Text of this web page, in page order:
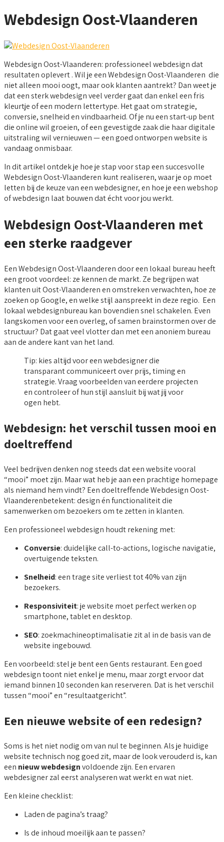
Webdesign Oost-Vlaanderen
Webdesign Oost-Vlaanderen: professioneel webdesign dat
resultaten oplevert . Wil je een Webdesign Oost-Vlaanderen die
niet alleen mooi oogt, maar ook klanten aantrekt? Dan weet je
dat een sterk webdesign veel verder gaat dan enkel een fris
kleurtje of een modern lettertype. Het gaat om strategie,
conversie, snelheid en vindbaarheid. Of je nu een start-up bent
die online wil groeien, of een gevestigde zaak die haar digitale
uitstraling wil vernieuwen — een goed ontworpen website is
vandaag onmisbaar.
In dit artikel ontdek je hoe je stap voor stap een succesvolle
Webdesign Oost-Vlaanderen kunt realiseren, waar je op moet
letten bij de keuze van een webdesigner, en hoe je een webshop
of webdesign laat bouwen dat écht voor jou werkt.
Webdesign Oost-Vlaanderen met
een sterke raadgever
Een Webdesign Oost-Vlaanderen door een lokaal bureau heeft
een groot voordeel: ze kennen de markt. Ze begrijpen wat
klanten uit Oost-Vlaanderen en omstreken verwachten, hoe ze
zoeken op Google, en welke stijl aanspreekt in deze regio. Een
lokaal webdesignbureau kan bovendien snel schakelen. Even
langskomen voor een overleg, of samen brainstormen over de
structuur? Dat gaat veel vlotter dan met een anoniem bureau
aan de andere kant van het land.
Tip: kies altijd voor een webdesigner die
transparant communiceert over prijs, timing en
strategie. Vraag voorbeelden van eerdere projecten
en controleer of hun stijl aansluit bij wat jij voor
ogen hebt.
Webdesign: het verschil tussen mooi en
doeltreffend
Veel bedrijven denken nog steeds dat een website vooral
“mooi” moet zijn. Maar wat heb je aan een prachtige homepage
als niemand hem vindt? Een doeltreffende Webdesign Oost-
Vlaanderenbetekent: design én functionaliteit die
samenwerken om bezoekers om te zetten in klanten.
Een professioneel webdesign houdt rekening met:
Conversie: duidelijke call-to-actions, logische navigatie,
overtuigende teksten.
Snelheid: een trage site verliest tot 40% van zijn
bezoekers.
Responsiviteit: je website moet perfect werken op
smartphone, tablet en desktop.
SEO: zoekmachineoptimalisatie zit al in de basis van de
website ingebouwd.
Een voorbeeld: stel je bent een Gents restaurant. Een goed
webdesign toont niet enkel je menu, maar zorgt ervoor dat
iemand binnen 10 seconden kan reserveren. Dat is het verschil
tussen “mooi” en “resultaatgericht”.
Een nieuwe website of een redesign?
Soms is het niet nodig om van nul te beginnen. Als je huidige
website technisch nog goed zit, maar de look verouderd is, kan
een nieuw webdesignvoldoende zijn. Een ervaren
webdesigner zal eerst analyseren wat werkt en wat niet.
Een kleine checklist:
Laden de pagina’s traag?
Is de inhoud moeilijk aan te passen?